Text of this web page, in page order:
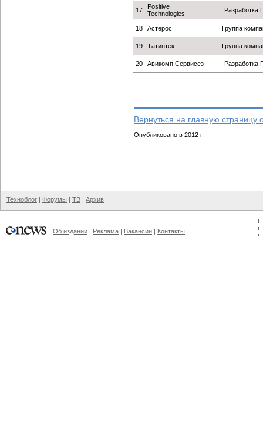
17
Positive
Technologies
Разработка
18 Астерос Группа
19 Татинтек Группа
20 Авикомп Сервисез Разработка
Вернуться на главную страницу
Опубликовано в 2012 г.
Техноблог | Форумы | ТВ | Архив
Об издании | Реклама | Вакансии | Контакты